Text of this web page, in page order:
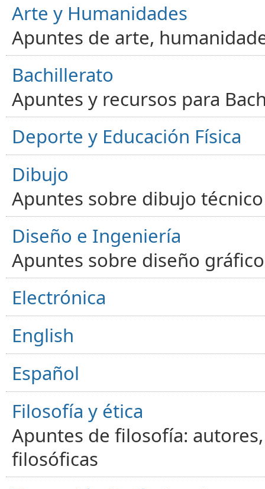
Arte y Humanidades
Apuntes de arte,
Bachillerato
Apuntes y recursos para
Deporte y Educación Física
Dibujo
Apuntes sobre dibujo
Diseño e Ingeniería
Apuntes sobre diseño
Electrónica
English
Español
Filosofía y ética
Apuntes de filosofía:
filosóficas